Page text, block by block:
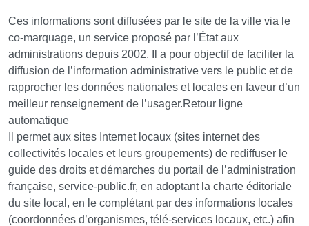
Ces informations sont diffusées par le site de la ville via le
co-marquage, un service proposé par l’État aux
administrations depuis 2002. Il a pour objectif de faciliter la
diffusion de l’information administrative vers le public et de
rapprocher les données nationales et locales en faveur d’un
meilleur renseignement de l’usager.Retour ligne
automatique
Il permet aux sites Internet locaux (sites internet des
collectivités locales et leurs groupements) de rediffuser le
guide des droits et démarches du portail de l’administration
française, service-public.fr, en adoptant la charte éditoriale
du site local, en le complétant par des informations locales
(coordonnées d’organismes, télé-services locaux, etc.) afin